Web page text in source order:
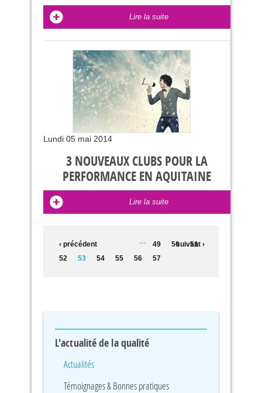
Lire la suite
Lundi 05 mai 2014
3 NOUVEAUX CLUBS POUR LA
PERFORMANCE EN AQUITAINE
Lire la suite
PAGES
‹ précédent … 49 50
51
52
53 54 55 56 57
suivant ›
L'actualité de la qualité
Actualités
Témoignages & Bonnes pratiques